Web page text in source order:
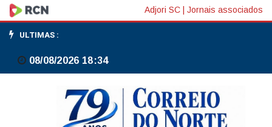
Cade
vai
analisar
operação
Adjori SC Jornais associados
ULTIMAS :
08/08/2026 18:34